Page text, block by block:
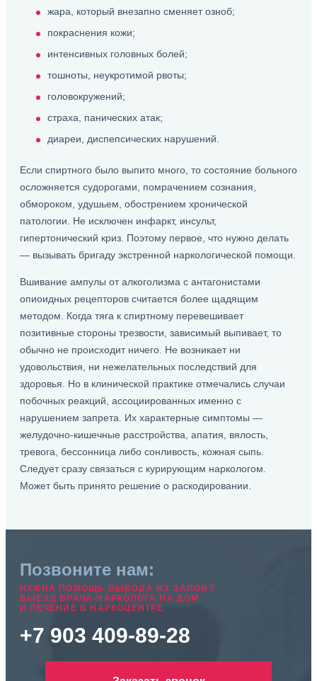
жара, который внезапно сменяет озноб;
покраснения кожи;
интенсивных головных болей;
тошноты, неукротимой рвоты;
головокружений;
страха, панических атак;
диареи, диспепсических нарушений.
Если спиртного было выпито много, то состояние больного
осложняется судорогами, помрачением сознания,
обмороком, удушьем, обострением хронической
патологии. Не исключен инфаркт, инсульт,
гипертонический криз. Поэтому первое, что нужно делать
— вызывать бригаду экстренной наркологической помощи.
Вшивание ампулы от алкоголизма с антагонистами
опиоидных рецепторов считается более щадящим
методом. Когда тяга к спиртному перевешивает
позитивные стороны трезвости, зависимый выпивает, то
обычно не происходит ничего. Не возникает ни
удовольствия, ни нежелательных последствий для
здоровья. Но в клинической практике отмечались случаи
побочных реакций, ассоциированных именно с
нарушением запрета. Их характерные симптомы —
желудочно-кишечные расстройства, апатия, вялость,
тревога, бессонница либо сонливость, кожная сыпь.
Следует сразу связаться с курирующим наркологом.
Может быть принято решение о раскодировании.
Позвоните нам:
НУЖНА ПОМОЩЬ ВЫВОДА ИЗ ЗАПОЯ?
ВЫЕЗД ВРАЧА-НАРКОЛОГА НА ДОМ
И ЛЕЧЕНИЕ В НАРКОЦЕНТРЕ
+7 903 409-89-28